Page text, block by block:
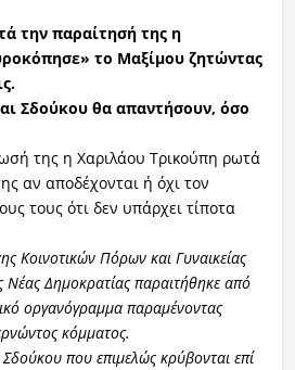
την παραίτησή της η
το Μαξίμου ζητώντας
Σδούκου θα απαντήσουν, όσο
της η Χαριλάου Τρικούπη ρωτά
αν αποδέχονται ή όχι τον
τους ότι δεν υπάρχει τίποτα
Κοινοτικών Πόρων και Γυναικείας
Νέας Δημοκρατίας παραιτήθηκε από
οργανόγραμμα παραμένοντας
κόμματος.
που επιμελώς κρύβονται επί